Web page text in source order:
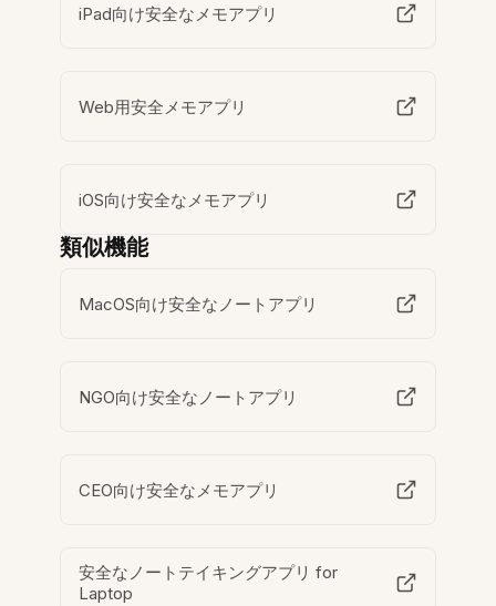
iPad向け安全なメモアプリ
Web用安全メモアプリ
iOS向け安全なメモアプリ
類似機能
MacOS向け安全なノートアプリ
NGO向け安全なノートアプリ
CEO向け安全なメモアプリ
安全なノートテイキングアプリ for
Laptop